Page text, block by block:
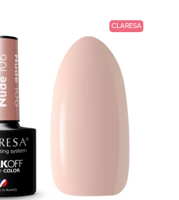
CLARESA